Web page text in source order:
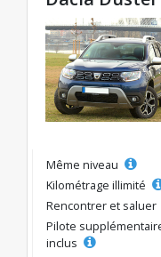
Même niveau
Kilométrage illimité
Rencontrer et saluer
Pilote
inclus